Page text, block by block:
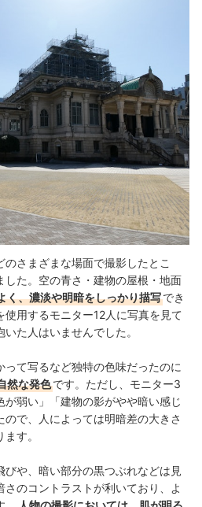
さまざまな場面で撮影したとこ
した。空の青さ・建物の屋根・地面
く、濃淡や明暗をしっかり描写でき
用するモニター12人に写真を見て
た人はいませんでした。
て写るなど独特の色味だったのに
然な発色です。ただし、モニター3
が弱い」「建物の影がやや暗い感じ
で、人によっては明暗差の大きさ
す。
びや、暗い部分の黒つぶれなどは見
のコントラストが利いており、よ